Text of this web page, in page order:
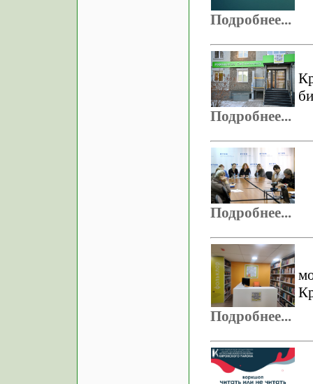
Подробнее...
Подробнее...
Подробнее...
Подробнее...